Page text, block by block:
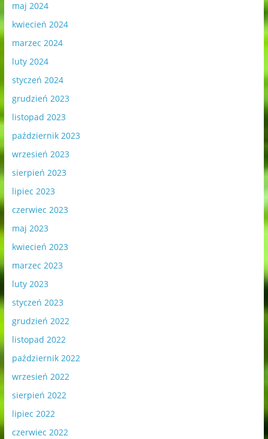
maj 2024
kwiecień 2024
marzec 2024
luty 2024
styczeń 2024
grudzień 2023
listopad 2023
październik 2023
wrzesień 2023
sierpień 2023
lipiec 2023
czerwiec 2023
maj 2023
kwiecień 2023
marzec 2023
luty 2023
styczeń 2023
grudzień 2022
listopad 2022
październik 2022
wrzesień 2022
sierpień 2022
lipiec 2022
czerwiec 2022